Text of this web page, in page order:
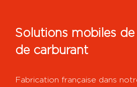
Solutions mobiles
de carburant
Fabrication française dans